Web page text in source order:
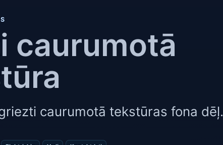
caurumotā
caurumotā tekstūras fona dēļ.